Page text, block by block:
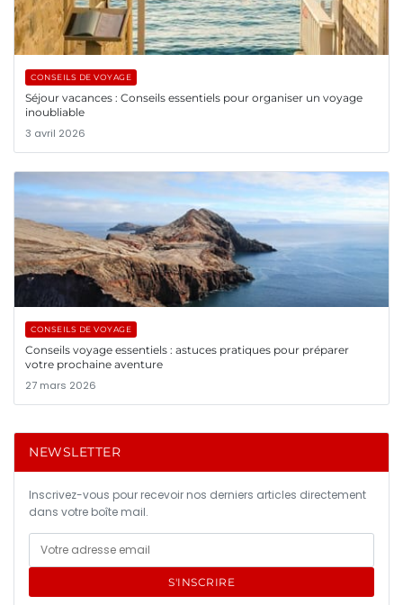
CONSEILS DE VOYAGE
Séjour vacances : Conseils essentiels pour organiser un voyage
inoubliable
3 avril 2026
CONSEILS DE VOYAGE
Conseils voyage essentiels : astuces pratiques pour préparer
votre prochaine aventure
27 mars 2026
NEWSLETTER
Inscrivez-vous pour recevoir nos derniers articles directement
dans votre boîte mail.
S'INSCRIRE